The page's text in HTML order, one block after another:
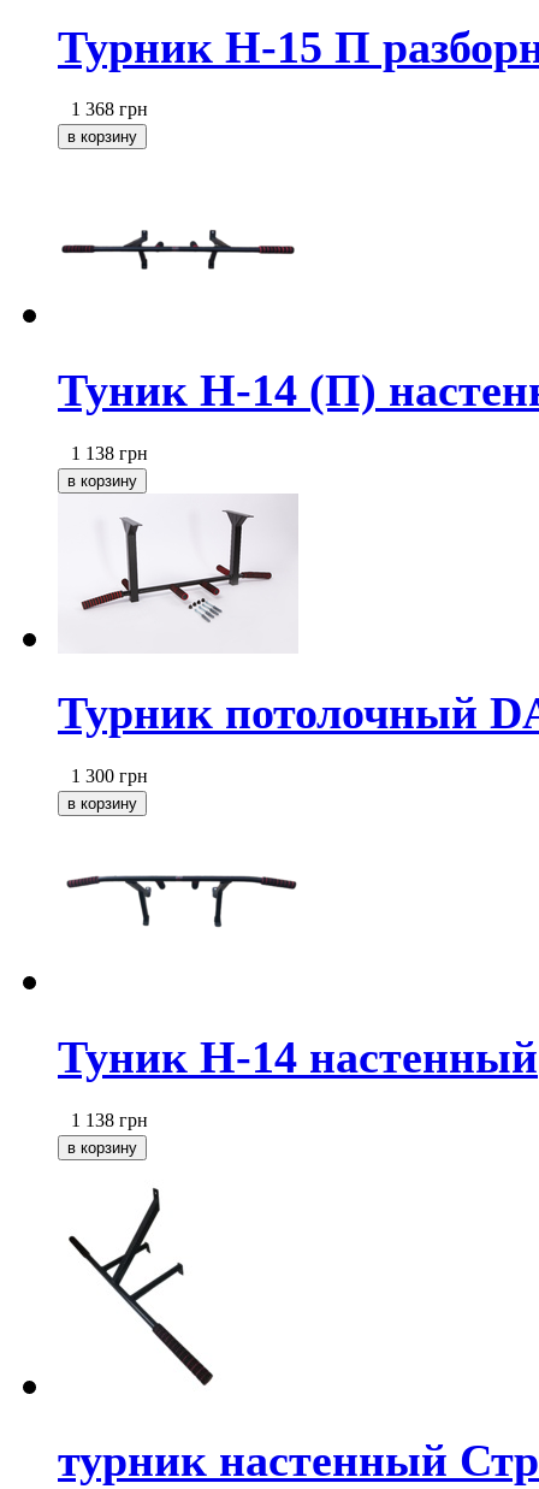
Турник Н-15 П
1 368 грн
Туник Н-14 (П)
1 138 грн
Турник потолочный
1 300 грн
Туник Н-14 настенный
1 138 грн
турник настенный